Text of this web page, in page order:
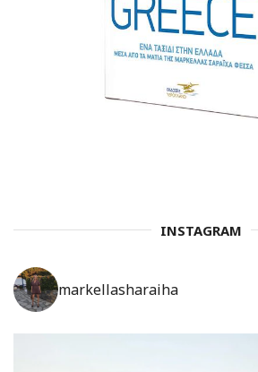
INSTAGRAM
markellasharaiha